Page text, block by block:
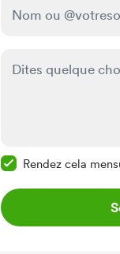
Rendez cela